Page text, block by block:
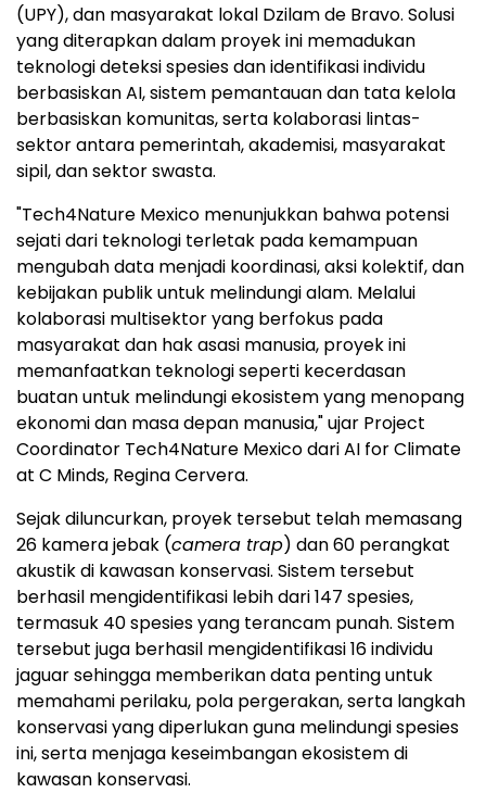
(UPY), dan masyarakat lokal Dzilam de Bravo. Solusi
yang diterapkan dalam proyek ini memadukan
teknologi deteksi spesies dan identifikasi individu
berbasiskan AI, sistem pemantauan dan tata kelola
berbasiskan komunitas, serta kolaborasi lintas-
sektor antara pemerintah, akademisi, masyarakat
sipil, dan sektor swasta.
"Tech4Nature Mexico menunjukkan bahwa potensi
sejati dari teknologi terletak pada kemampuan
mengubah data menjadi koordinasi, aksi kolektif, dan
kebijakan publik untuk melindungi alam. Melalui
kolaborasi multisektor yang berfokus pada
masyarakat dan hak asasi manusia, proyek ini
memanfaatkan teknologi seperti kecerdasan
buatan untuk melindungi ekosistem yang menopang
ekonomi dan masa depan manusia," ujar Project
Coordinator Tech4Nature Mexico dari AI for Climate
at C Minds, Regina Cervera.
Sejak diluncurkan, proyek tersebut telah memasang
26 kamera jebak (camera trap) dan 60 perangkat
akustik di kawasan konservasi. Sistem tersebut
berhasil mengidentifikasi lebih dari 147 spesies,
termasuk 40 spesies yang terancam punah. Sistem
tersebut juga berhasil mengidentifikasi 16 individu
jaguar sehingga memberikan data penting untuk
memahami perilaku, pola pergerakan, serta langkah
konservasi yang diperlukan guna melindungi spesies
ini, serta menjaga keseimbangan ekosistem di
kawasan konservasi.